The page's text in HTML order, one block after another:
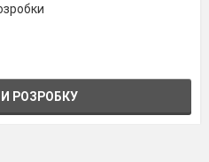
РОЗРОБКУ